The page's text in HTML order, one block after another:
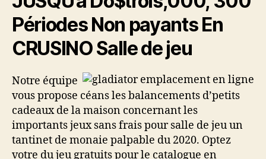
Périodes Non payants En
CRUSINO Salle de jeu
Notre équipe
vous propose céans les balancements d’petits
cadeaux de la maison concernant les
importants jeux sans frais pour salle de jeu un
tantinet de monaie palpable du 2020. Optez
votre du jeu gratuits pour le catalogue en